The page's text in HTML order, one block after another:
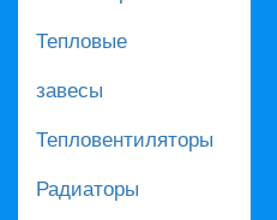
Тепловые
завесы
Тепловентиляторы
Радиаторы